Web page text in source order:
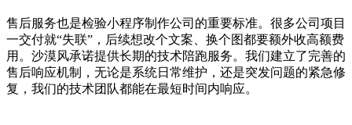
售后服务也是检验小程序制作公司的重要标准。很多公司项目
一交付就“失联”，后续想改个文案、换个图都要额外收高额费
用。沙漠风承诺提供长期的技术陪跑服务。我们建立了完善的
售后响应机制，无论是系统日常维护，还是突发问题的紧急修
复，我们的技术团队都能在最短时间内响应。